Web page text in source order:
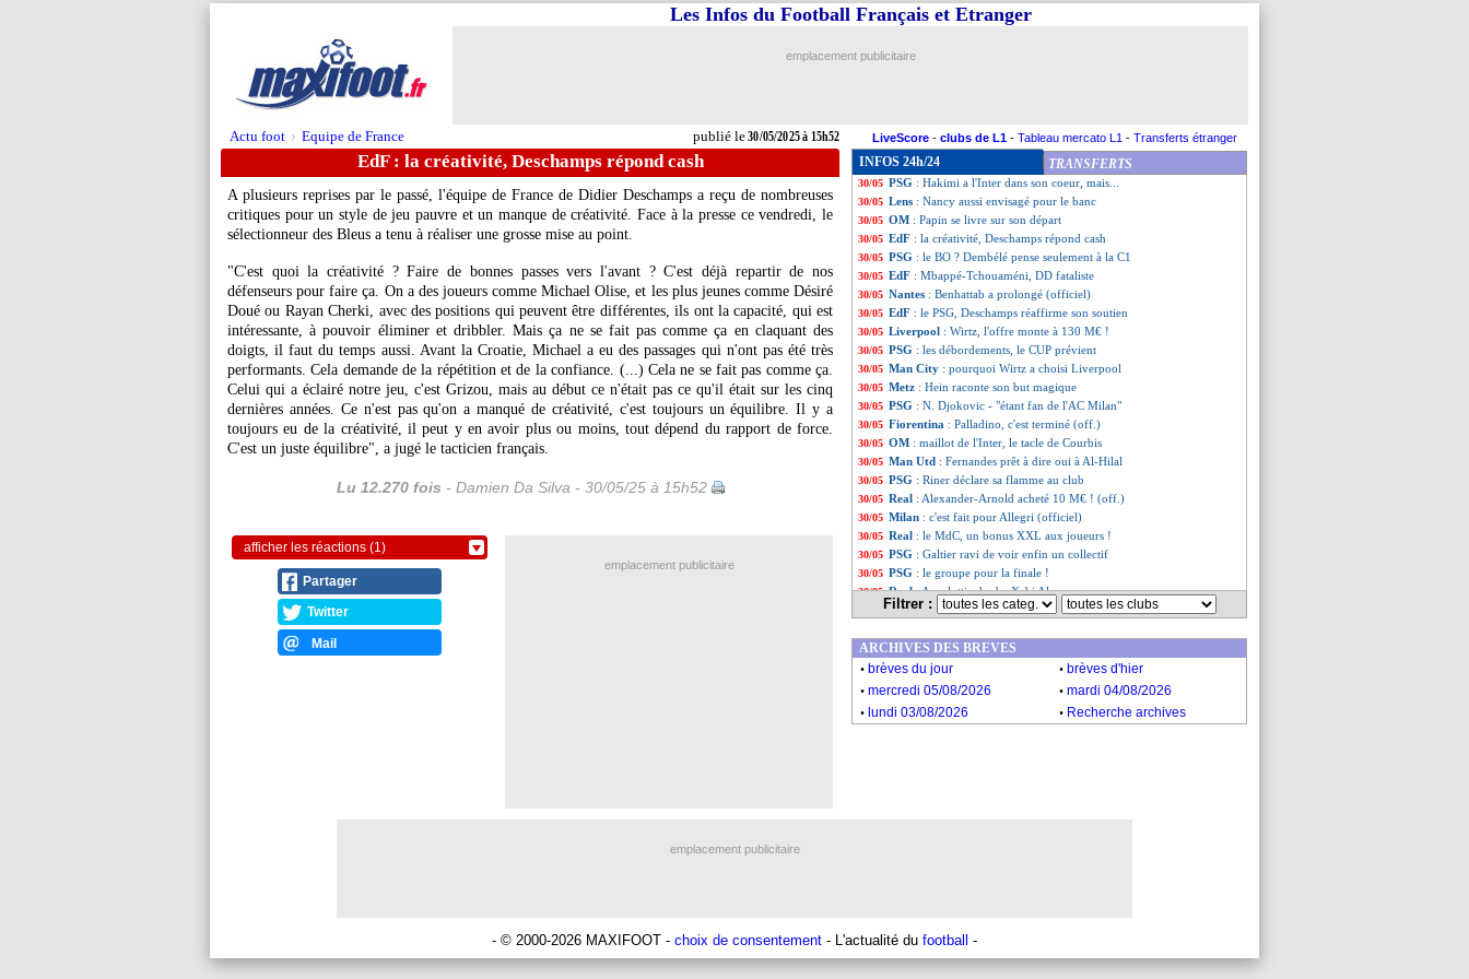
Actu foot > Equipe de France publié le30/05/2025 à 15h52
Les Infos du Football Français et Etranger
emplacement publicitaire
LiveScore - clubs de L1 - Tableau mercato L1 - Transferts étranger
EdF : la créativité, Deschamps répond cash
A plusieurs reprises par le passé, l'équipe de France de Didier Deschamps a reçu de nombreuses
critiques pour un style de jeu pauvre et un manque de créativité. Face à la presse ce vendredi, le
sélectionneur des Bleus a tenu à réaliser une grosse mise au point.
"C'est quoi la créativité ? Faire de bonnes passes vers l'avant ? C'est déjà repartir de nos
défenseurs pour faire ça. On a des joueurs comme Michael Olise, et les plus jeunes comme Désiré
Doué ou Rayan Cherki, avec des positions qui peuvent être différentes, ils ont la capacité, qui est
intéressante, à pouvoir éliminer et dribbler. Mais ça ne se fait pas comme ça en claquant des
doigts, il faut du temps aussi. Avant la Croatie, Michael a eu des passages qui n'ont pas été très
performants. Cela demande de la répétition et de la confiance. (...) Cela ne se fait pas comme ça.
Celui qui a éclairé notre jeu, c'est Grizou, mais au début ce n'était pas ce qu'il était sur les cinq
dernières années. Ce n'est pas qu'on a manqué de créativité, c'est toujours un équilibre. Il y a
toujours eu de la créativité, il peut y en avoir plus ou moins, tout dépend du rapport de force.
C'est un juste équilibre", a jugé le tacticien français.
Lu 12.270 fois - Damien Da Silva - 30/05/25 à 15h52
afficher les réactions (1)
Partager
Twitter
Mail
INFOS 24h/24 TRANSFERTS
30/05 Al-Nassr: Ronaldo finalement prolongé ?
30/05 Atletico
30/05 Lyon: la suspension de Fonseca ne bouge pas !
30/05 Lens: accord trouvé avec Sage !
30/05 PSG : Hakimi a l'Inter dans son coeur, mais...
30/05 Lens : Nancy aussi envisagé pour le banc
30/05 OM : Papin se livre sur son départ
30/05 EdF : la créativité, Deschamps répond cash
30/05 PSG : le BO ? Dembélé pense seulement à la C1
30/05 EdF : Mbappé-Tchouaméni, DD fataliste
30/05 Nantes : Benhattab a prolongé (officiel)
30/05 EdF : le PSG, Deschamps réaffirme son soutien
30/05 Liverpool : Wirtz, l'offre monte à 130 M€ !
30/05 PSG : les débordements, le CUP prévient
30/05 Man City : pourquoi Wirtz a choisi Liverpool
30/05 Metz : Hein raconte son but magique
30/05 PSG : N. Djokovic - "étant fan de l'AC Milan"
30/05 Fiorentina : Palladino, c'est terminé (off.)
30/05 OM : maillot de l'Inter, le tacle de Courbis
30/05 Man Utd : Fernandes prêt à dire oui à Al-Hilal
30/05 PSG : Riner déclare sa flamme au club
30/05 Real : Alexander-Arnold acheté 10 M€ ! (off.)
30/05 Milan : c'est fait pour Allegri (officiel)
30/05 Real : le MdC, un bonus XXL aux joueurs !
30/05 PSG : Galtier ravi de voir enfin un collectif
30/05 PSG : le groupe pour la finale !
30/05 Real: Ancelotti adoube Xabi Alonso
PSG: Donnarumma, discussions repoussées
30/05 Chelsea : Sancho, un problème de salaire
30/05 Man City: Reijnders, Milan en veut plus
PSG: Giuly prévient d'un danger
30/05 VIDEO: les ultras du PSG déjà en feu !
Filtrer :
emplacement publicitaire
ARCHIVES DES BREVES
. brèves du jour . brèves d'hier
. mercredi 05/08/2026 . mardi 04/08/2026
. lundi 03/08/2026 . Recherche archives
emplacement publicitaire
- © 2000-2026 MAXIFOOT - choix de consentement - L'actualité du football -